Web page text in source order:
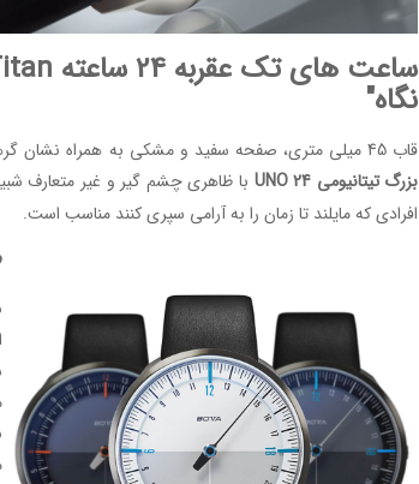
ساعت های تک عقربه 24 ساعته
نگاه"
قاب 45 میلی متری، صفحه سفید و مشکی به همراه نشان گرهای ربع و رینگ آبی یا نارنجی.
بزرگ تیتانیومی UNO 24
با ظاهری چشم گیر و غیر متعارف
افرادی که مایلند تا زمان را به آرامی سپری کنند مناسب است.